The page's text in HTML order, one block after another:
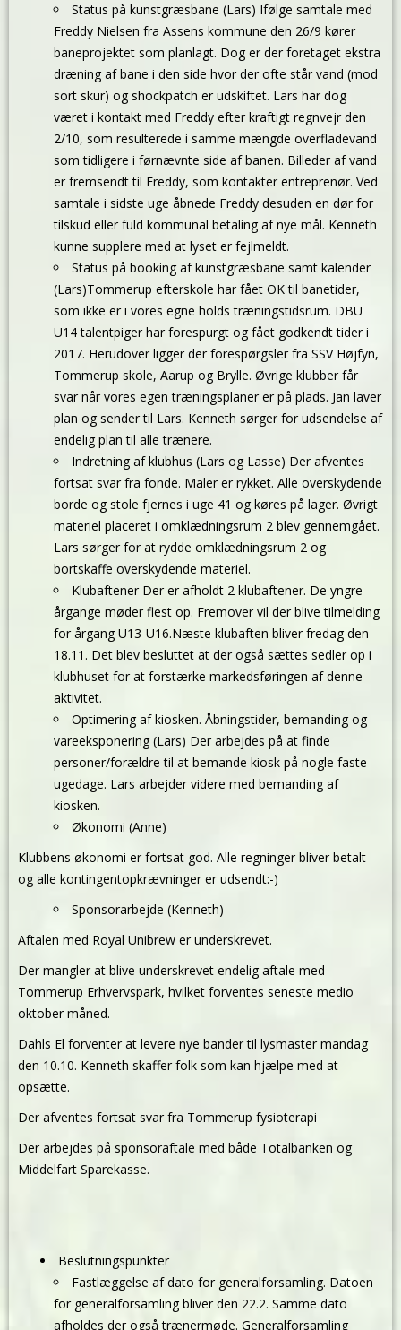
Status på kunstgræsbane (Lars) Ifølge samtale med
Freddy Nielsen fra Assens kommune den 26/9 kører
baneprojektet som planlagt. Dog er der foretaget ekstra
dræning af bane i den side hvor der ofte står vand (mod
sort skur) og shockpatch er udskiftet. Lars har dog
været i kontakt med Freddy efter kraftigt regnvejr den
2/10, som resulterede i samme mængde overfladevand
som tidligere i førnævnte side af banen. Billeder af vand
er fremsendt til Freddy, som kontakter entreprenør. Ved
samtale i sidste uge åbnede Freddy desuden en dør for
tilskud eller fuld kommunal betaling af nye mål. Kenneth
kunne supplere med at lyset er fejlmeldt.
Status på booking af kunstgræsbane samt kalender
(Lars)Tommerup efterskole har fået OK til banetider,
som ikke er i vores egne holds træningstidsrum. DBU
U14 talentpiger har forespurgt og fået godkendt tider i
2017. Herudover ligger der forespørgsler fra SSV Højfyn,
Tommerup skole, Aarup og Brylle. Øvrige klubber får
svar når vores egen træningsplaner er på plads. Jan laver
plan og sender til Lars. Kenneth sørger for udsendelse af
endelig plan til alle trænere.
Indretning af klubhus (Lars og Lasse) Der afventes
fortsat svar fra fonde. Maler er rykket. Alle overskydende
borde og stole fjernes i uge 41 og køres på lager. Øvrigt
materiel placeret i omklædningsrum 2 blev gennemgået.
Lars sørger for at rydde omklædningsrum 2 og
bortskaffe overskydende materiel.
Klubaftener Der er afholdt 2 klubaftener. De yngre
årgange møder flest op. Fremover vil der blive tilmelding
for årgang U13-U16.Næste klubaften bliver fredag den
18.11. Det blev besluttet at der også sættes sedler op i
klubhuset for at forstærke markedsføringen af denne
aktivitet.
Optimering af kiosken. Åbningstider, bemanding og
vareeksponering (Lars) Der arbejdes på at finde
personer/forældre til at bemande kiosk på nogle faste
ugedage. Lars arbejder videre med bemanding af
kiosken.
Økonomi (Anne)
Klubbens økonomi er fortsat god. Alle regninger bliver betalt
og alle kontingentopkrævninger er udsendt:-)
Sponsorarbejde (Kenneth)
Aftalen med Royal Unibrew er underskrevet.
Der mangler at blive underskrevet endelig aftale med
Tommerup Erhvervspark, hvilket forventes seneste medio
oktober måned.
Dahls El forventer at levere nye bander til lysmaster mandag
den 10.10. Kenneth skaffer folk som kan hjælpe med at
opsætte.
Der afventes fortsat svar fra Tommerup fysioterapi
Der arbejdes på sponsoraftale med både Totalbanken og
Middelfart Sparekasse.
Beslutningspunkter
Fastlæggelse af dato for generalforsamling. Datoen
for generalforsamling bliver den 22.2. Samme dato
afholdes der også trænermøde. Generalforsamling